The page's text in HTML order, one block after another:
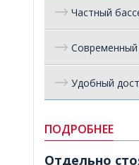
Частный
Современный
Удобный
ПОДРОБНЕЕ
Отдельно